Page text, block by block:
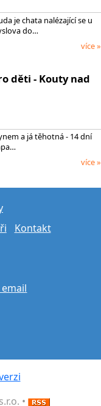
je chata nalézající se u
do…
více »
děti - Kouty nad
a já těhotná - 14 dní
více »
Kontakt
•